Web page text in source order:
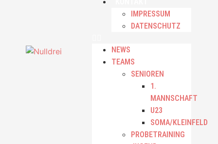
IMPRESSUM
DATENSCHUTZ
NEWS
TEAMS
SENIOREN
1.
MANNSCHAFT
U23
SOMA/KLEINFELD
PROBETRAINING